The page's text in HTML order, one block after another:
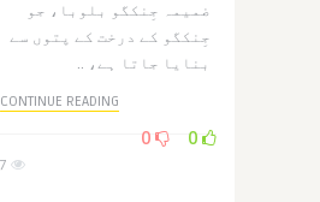
ضمیمہ جِنکگو بلوبا، جو
جِنکگو کے درخت کے پتوں سے
بنایا جاتا ہے، ..
CONTINUE READING